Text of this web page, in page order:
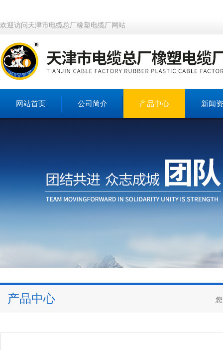
欢迎访问天津市电缆总厂橡塑电缆厂网站
网站首页 公司简介 产品中心 新闻
产品中心